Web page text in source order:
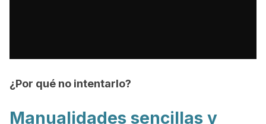
¿Por qué no intentarlo?
Manualidades sencillas y